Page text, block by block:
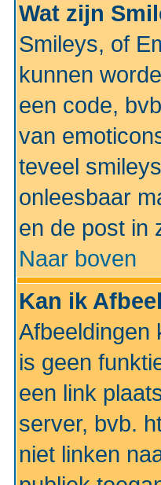
Wat zijn
Smileys, of
kunnen
een code,
van
teveel
onleesbaar
en de post in
Naar boven
Kan ik
Afbeeldingen
is geen
een link
server, bvb.
niet linken